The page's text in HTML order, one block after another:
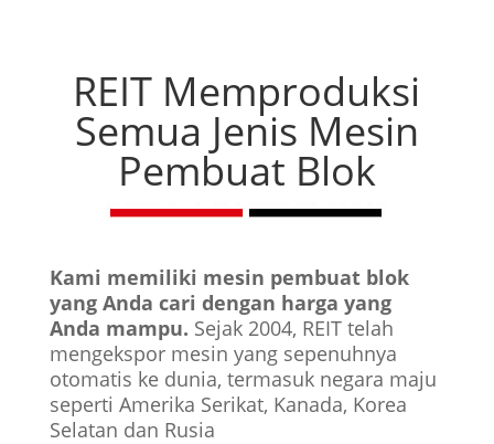
REIT Memproduksi
Semua Jenis Mesin
Pembuat Blok
Kami memiliki mesin pembuat blok
yang Anda cari dengan harga yang
Anda mampu. Sejak 2004, REIT telah
mengekspor mesin yang sepenuhnya
otomatis ke dunia, termasuk negara maju
seperti Amerika Serikat, Kanada, Korea
Selatan dan Rusia